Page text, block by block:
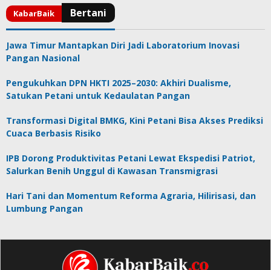
Jawa Timur Mantapkan Diri Jadi Laboratorium Inovasi
Pangan Nasional
Pengukuhkan DPN HKTI 2025–2030: Akhiri Dualisme,
Satukan Petani untuk Kedaulatan Pangan
Transformasi Digital BMKG, Kini Petani Bisa Akses Prediksi
Cuaca Berbasis Risiko
IPB Dorong Produktivitas Petani Lewat Ekspedisi Patriot,
Salurkan Benih Unggul di Kawasan Transmigrasi
Hari Tani dan Momentum Reforma Agraria, Hilirisasi, dan
Lumbung Pangan